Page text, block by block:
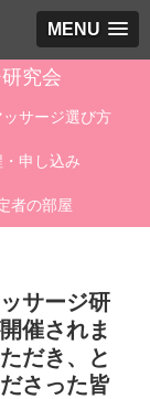
MENU
究会
サージ選び方
・申し込み
者の部屋
サージ研
催されま
だき、と
さった皆